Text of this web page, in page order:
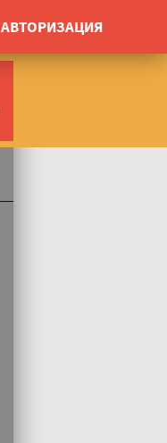
АВТОРИЗАЦИЯ